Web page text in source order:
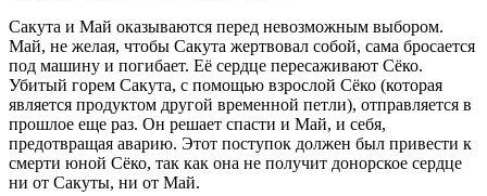
Сакута и Май оказываются перед невозможным выбором.
Май, не желая, чтобы Сакута жертвовал собой, сама бросается
под машину и погибает. Её сердце пересаживают Сёко.
Убитый горем Сакута, с помощью взрослой Сёко (которая
является продуктом другой временной петли), отправляется в
прошлое еще раз. Он решает спасти и Май, и себя,
предотвращая аварию. Этот поступок должен был привести к
смерти юной Сёко, так как она не получит донорское сердце
ни от Сакуты, ни от Май.